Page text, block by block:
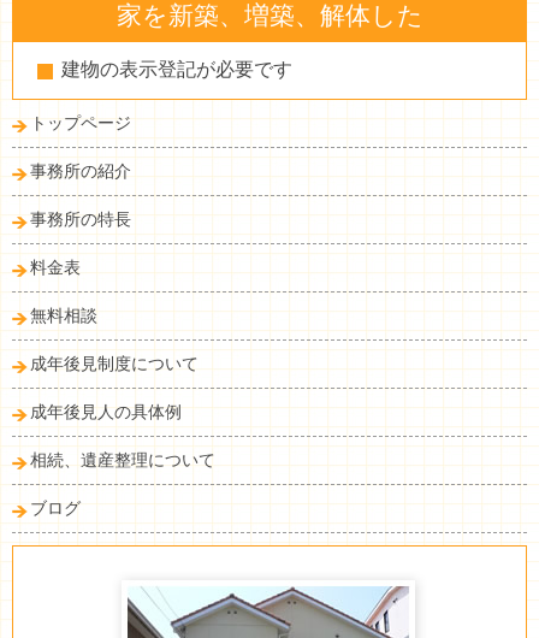
家を新築、増築、解体した
建物の表示登記が必要です
トップページ
事務所の紹介
事務所の特長
料金表
無料相談
成年後見制度について
成年後見人の具体例
相続、遺産整理について
ブログ